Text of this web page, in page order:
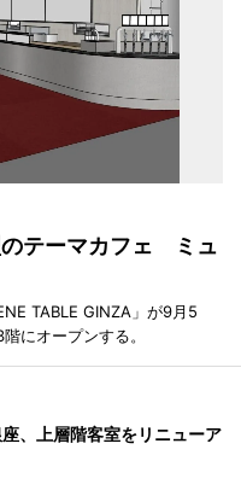
テーマカフェ ミュ
TABLE GINZA」が9月5
にオープンする。
、上層階客室をリニューア